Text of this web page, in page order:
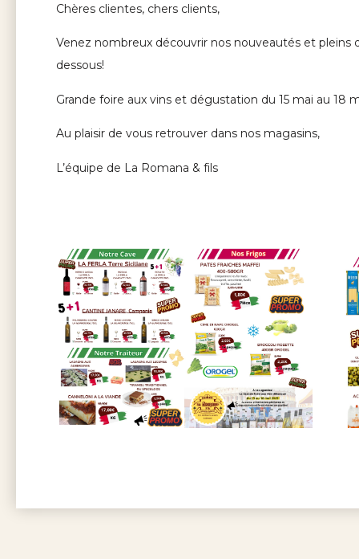
Chères clientes, chers clients,
Venez nombreux découvrir nos nouveautés et pleins
dessous!
Grande foire aux vins et dégustation du 15 mai au 18
Au plaisir de vous retrouver dans nos magasins,
L’équipe de La Romana & fils